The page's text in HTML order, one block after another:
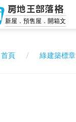
房地王部落格
新屋．預售屋．開箱文
首頁 綠建築標章